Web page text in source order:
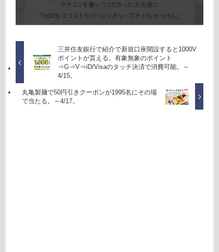
三井住友銀行で紹介で新規口座開設すると1000V
ポイントが貰える。有象無象のポイント
⇒G⇒V⇒iD/Visaのタッチ決済で消費可能。～
4/15。
丸亀製麺で50円引きクーポンが1995名にその場
で当たる。～4/17。